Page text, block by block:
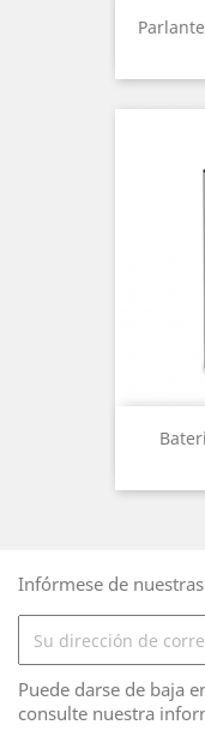
Infórmese de
Puede darse de baja
consulte nuestra